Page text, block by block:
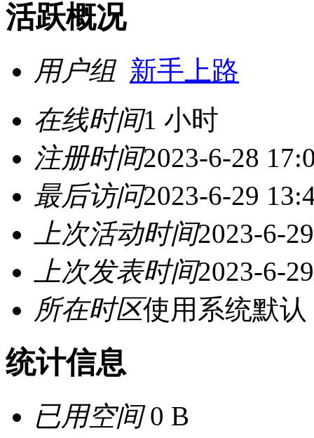
活跃概况
用户组 新手上路
在线时间1 小时
注册时间2023-6-28
最后访问2023-6-29
上次活动时间2023-6-
上次发表时间2023-6-
所在时区使用系统默认
统计信息
已用空间0 B